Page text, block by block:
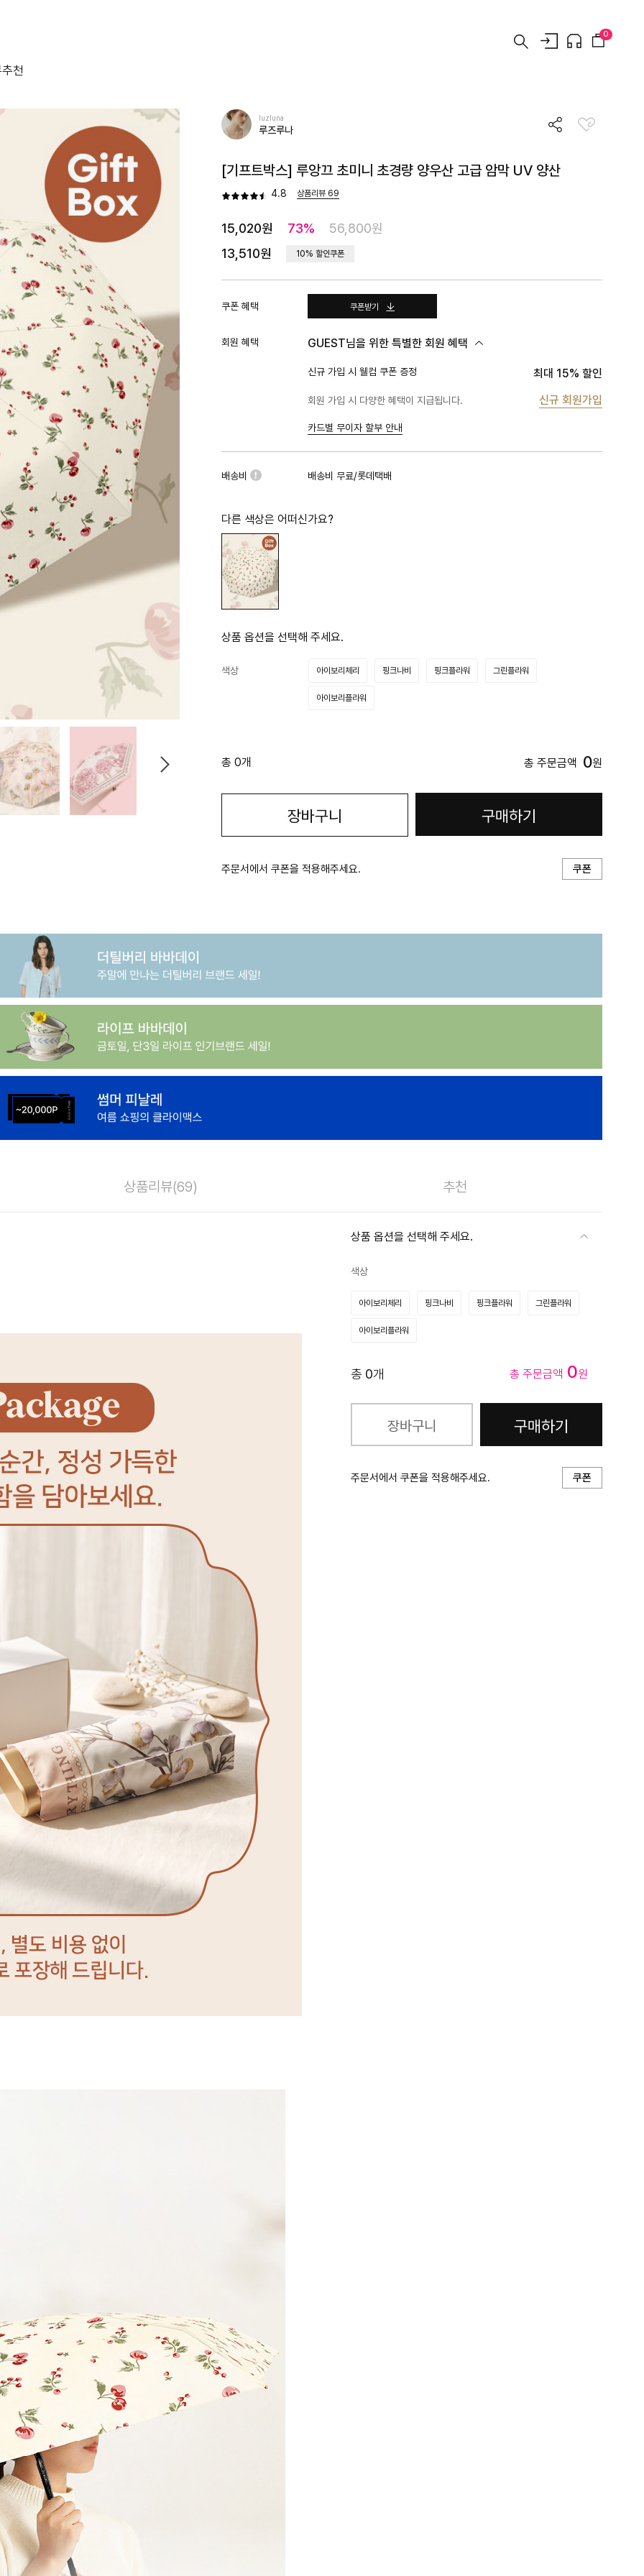
0
추천
luzluna
루즈루나
[기프트박스] 루앙끄 초미니 초경량 양우산 고급 암막 UV 양산
4.8 상품리뷰 69
15,020원 73%
56,800원
13,510원
10% 할인쿠폰
쿠폰 혜택 쿠폰받기
회원 혜택 GUEST님을 위한 특별한 회원 혜택
신규 가입 시 웰컴 쿠폰 증정 최대 15% 할인
회원 가입 시 다양한 혜택이 지급됩니다. 신규 회원가입
카드별 무이자 할부 안내
배송비 배송비 무료/롯데택배
다른 색상은 어떠신가요?
상품 옵션을 선택해 주세요.
색상 아이보리체리 핑크나비 핑크플라워 그린플라워
아이보리플라워
총 0개 총 주문금액 0원
장바구니 구매하기
주문서에서 쿠폰을 적용해주세요. 쿠폰
상품리뷰(69) 추천
상품 옵션을 선택해 주세요.
색상
아이보리체리 핑크나비 핑크플라워 그린플라워
아이보리플라워
총 0개 총 주문금액 0원
장바구니 구매하기
주문서에서 쿠폰을 적용해주세요. 쿠폰